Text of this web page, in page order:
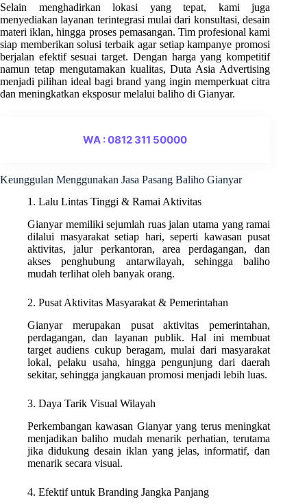
Selain menghadirkan lokasi yang tepat, kami juga
menyediakan layanan terintegrasi mulai dari konsultasi, desain
materi iklan, hingga proses pemasangan. Tim profesional kami
siap memberikan solusi terbaik agar setiap kampanye promosi
berjalan efektif sesuai target. Dengan harga yang kompetitif
namun tetap mengutamakan kualitas, Duta Asia Advertising
menjadi pilihan ideal bagi brand yang ingin memperkuat citra
dan meningkatkan eksposur melalui baliho di Gianyar.
WA : 0812 311 50000
Keunggulan Menggunakan Jasa Pasang Baliho Gianyar
1. Lalu Lintas Tinggi & Ramai Aktivitas
Gianyar memiliki sejumlah ruas jalan utama yang ramai
dilalui masyarakat setiap hari, seperti kawasan pusat
aktivitas, jalur perkantoran, area perdagangan, dan
akses penghubung antarwilayah, sehingga baliho
mudah terlihat oleh banyak orang.
2. Pusat Aktivitas Masyarakat & Pemerintahan
Gianyar merupakan pusat aktivitas pemerintahan,
perdagangan, dan layanan publik. Hal ini membuat
target audiens cukup beragam, mulai dari masyarakat
lokal, pelaku usaha, hingga pengunjung dari daerah
sekitar, sehingga jangkauan promosi menjadi lebih luas.
3. Daya Tarik Visual Wilayah
Perkembangan kawasan Gianyar yang terus meningkat
menjadikan baliho mudah menarik perhatian, terutama
jika didukung desain iklan yang jelas, informatif, dan
menarik secara visual.
4. Efektif untuk Branding Jangka Panjang